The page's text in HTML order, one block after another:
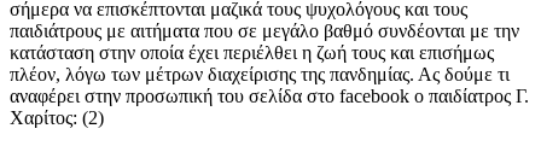
σήμερα να επισκέπτονται μαζικά τους ψυχολόγους και τους
παιδιάτρους με αιτήματα που σε μεγάλο βαθμό συνδέονται με την
κατάσταση στην οποία έχει περιέλθει η ζωή τους και επισήμως
πλέον, λόγω των μέτρων διαχείρισης της πανδημίας. Ας δούμε τι
αναφέρει στην προσωπική του σελίδα στο facebook ο παιδίατρος Γ.
Χαρίτος: (2)